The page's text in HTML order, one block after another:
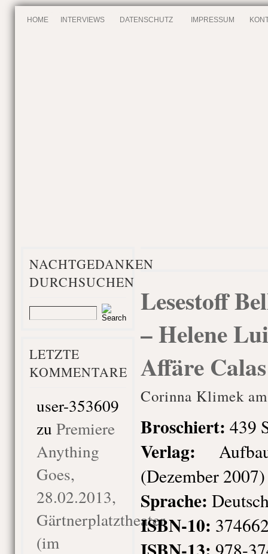
HOME INTERVIEWS DATENSCHUTZ IMPRESSUM
NACHTGEDANKEN
DURCHSUCHEN
LETZTE
KOMMENTARE
user-353609
zu Premiere
Anything
Goes,
28.02.2013,
Gärtnerplatztheater
(im
Lesestoff
– Helene
Affäre Calas
Corinna Klimek
Broschiert: 439
Verlag:
(Dezember 2007)
Sprache:
ISBN-10: